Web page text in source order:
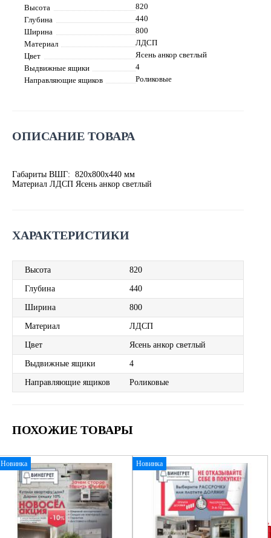
Высота
820
Глубина
440
Ширина
800
Материал
ЛДСП
Цвет
Ясень анкор светлый
Выдвижные ящики
4
Направляющие ящиков
Роликовые
ОПИСАНИЕ ТОВАРА
Габариты ВШГ: 820x800x440 мм
Материал ЛДСП Ясень анкор светлый
ХАРАКТЕРИСТИКИ
Высота 820
Глубина 440
Ширина 800
Материал ЛДСП
Цвет Ясень анкор светлый
Выдвижные ящики 4
Направляющие ящиков Роликовые
ПОХОЖИЕ ТОВАРЫ
Новинка Новинка